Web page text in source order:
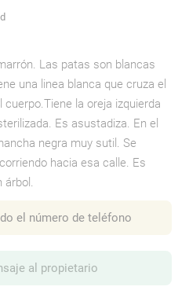
Las patas son blancas
una linea blanca que cruza el
cuerpo.Tiene la oreja izquierda
Es asustadiza. En el
negra muy sutil. Se
hacia esa calle. Es
árbol.
el número de teléfono
al propietario